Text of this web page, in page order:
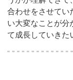
合わせをさせてい
い大変なことが分
て成長していきた